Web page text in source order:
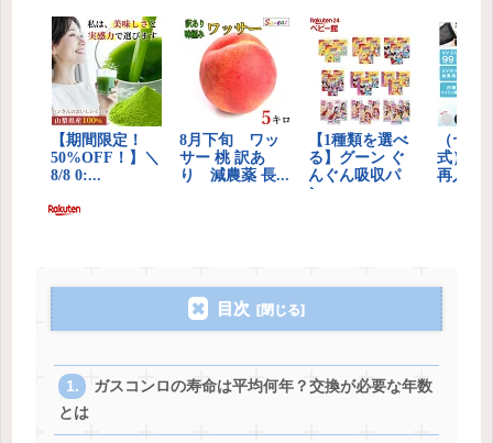
目次
ガスコンロの寿命は平均何年？交換が必要な年数
とは